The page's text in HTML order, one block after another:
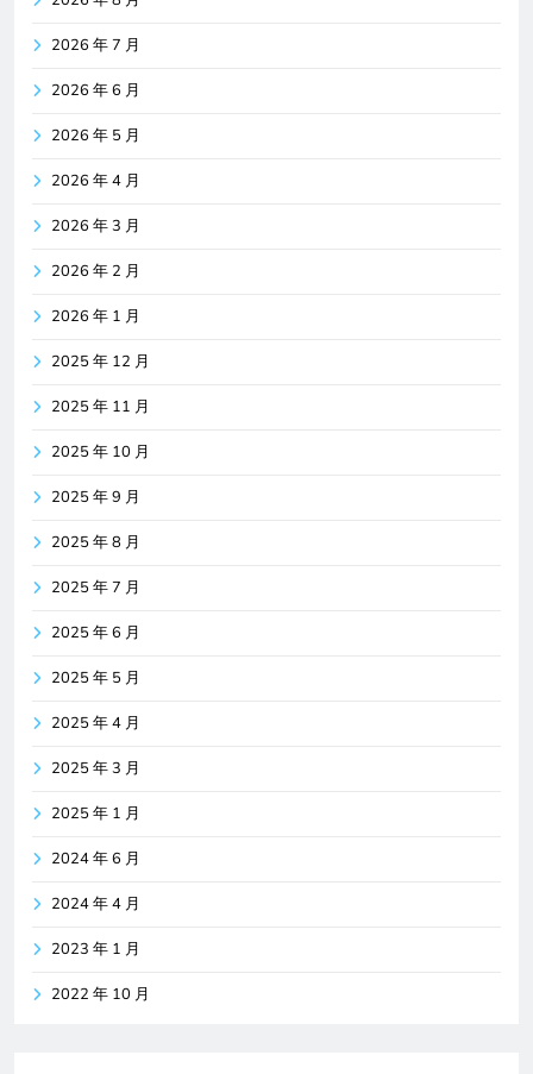
2026 年 7 月
2026 年 6 月
2026 年 5 月
2026 年 4 月
2026 年 3 月
2026 年 2 月
2026 年 1 月
2025 年 12 月
2025 年 11 月
2025 年 10 月
2025 年 9 月
2025 年 8 月
2025 年 7 月
2025 年 6 月
2025 年 5 月
2025 年 4 月
2025 年 3 月
2025 年 1 月
2024 年 6 月
2024 年 4 月
2023 年 1 月
2022 年 10 月